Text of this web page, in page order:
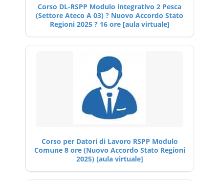
Corso DL-RSPP Modulo integrativo 2 Pesca
(Settore Ateco A 03) ? Nuovo Accordo Stato
Regioni 2025 ? 16 ore [aula virtuale]
Corso per Datori di Lavoro RSPP Modulo
Comune 8 ore (Nuovo Accordo Stato Regioni
2025) [aula virtuale]